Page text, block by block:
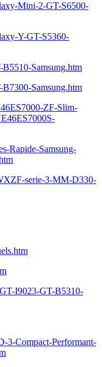
Mini-2-GT-S6500-
Y-GT-S5360-
Samsung.htm
Samsung.htm
ZF-Slim-
Rapide-Samsung-
serie-3-MM-D330-
I9023-GT-B5310-
3-Compact-Performant-